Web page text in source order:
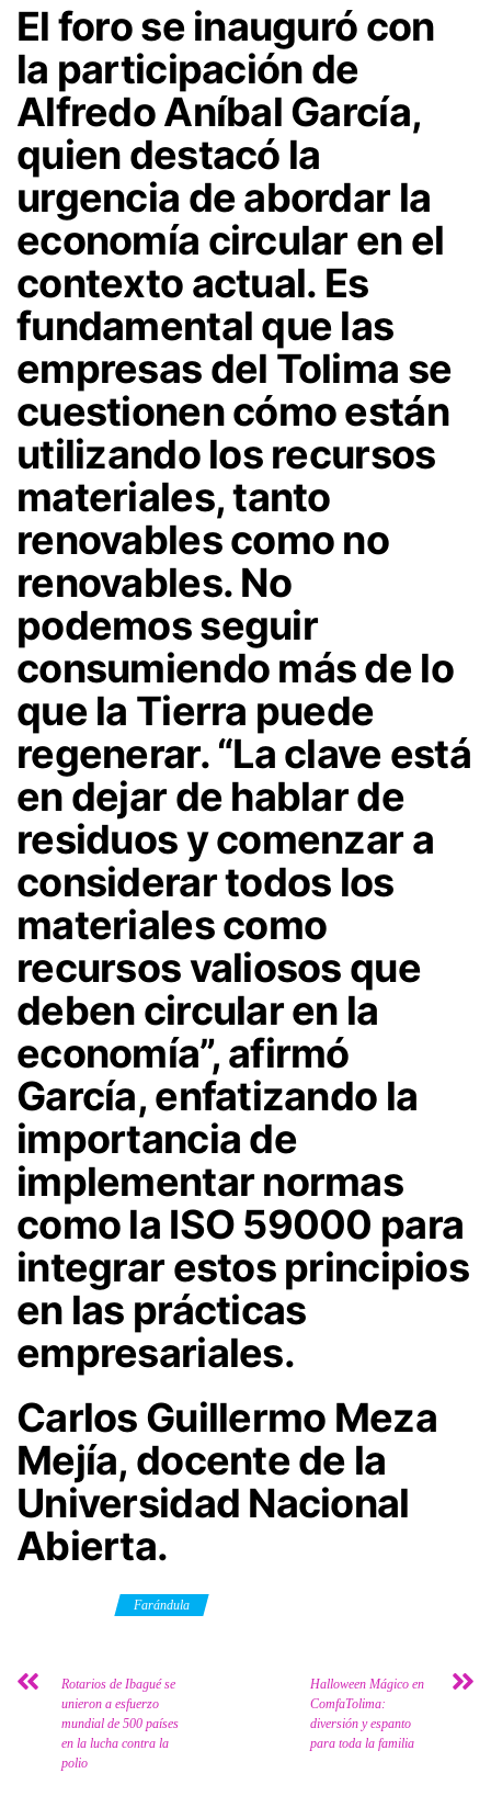
El foro se inauguró con
la participación de
Alfredo Aníbal García,
quien destacó la
urgencia de abordar la
economía circular en el
contexto actual. Es
fundamental que las
empresas del Tolima se
cuestionen cómo están
utilizando los recursos
materiales, tanto
renovables como no
renovables. No
podemos seguir
consumiendo más de lo
que la Tierra puede
regenerar. “La clave está
en dejar de hablar de
residuos y comenzar a
considerar todos los
materiales como
recursos valiosos que
deben circular en la
economía”, afirmó
García, enfatizando la
importancia de
implementar normas
como la ISO 59000 para
integrar estos principios
en las prácticas
empresariales.
Carlos Guillermo Meza
Mejía, docente de la
Universidad Nacional
Abierta.
Farándula
Rotarios de Ibagué se
unieron a esfuerzo
mundial de 500 países
en la lucha contra la
polio
Halloween Mágico en
ComfaTolima:
diversión y espanto
para toda la familia